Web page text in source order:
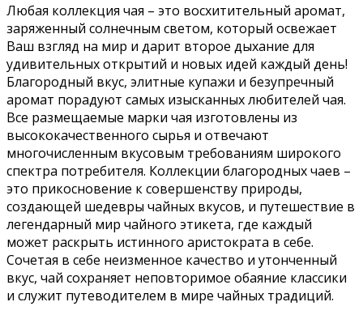
Любая коллекция чая – это восхитительный аромат,
заряженный солнечным светом, который освежает
Ваш взгляд на мир и дарит второе дыхание для
удивительных открытий и новых идей каждый день!
Благородный вкус, элитные купажи и безупречный
аромат порадуют самых изысканных любителей чая.
Все размещаемые марки чая изготовлены из
высококачественного сырья и отвечают
многочисленным вкусовым требованиям широкого
спектра потребителя. Коллекции благородных чаев –
это прикосновение к совершенству природы,
создающей шедевры чайных вкусов, и путешествие в
легендарный мир чайного этикета, где каждый
может раскрыть истинного аристократа в себе.
Сочетая в себе неизменное качество и утонченный
вкус, чай сохраняет неповторимое обаяние классики
и служит путеводителем в мире чайных традиций.